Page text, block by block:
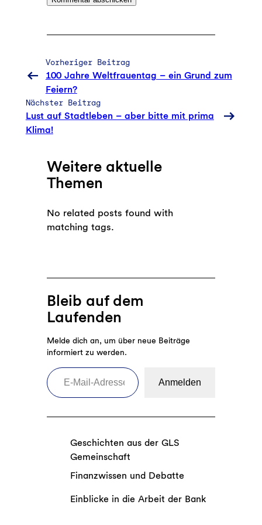
Vorheriger Beitrag
100 Jahre Weltfrauentag – ein Grund zum
Feiern?
Nächster Beitrag
Lust auf Stadtleben – aber bitte mit prima
Klima!
Weitere aktuelle
Themen
No related posts found with
matching tags.
Bleib auf dem
Laufenden
Melde dich an, um über neue Beiträge
informiert zu werden.
E-Mail-Adresse eingeben
Anmelden
Geschichten aus der GLS
Gemeinschaft
Finanzwissen und Debatte
Einblicke in die Arbeit der Bank